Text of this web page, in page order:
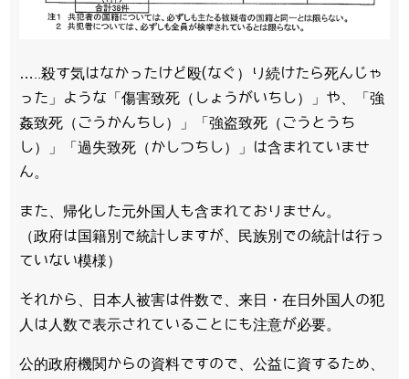
…..殺す気はなかったけど殴(なぐ）り続けたら死んじゃ
った」ような「傷害致死（しょうがいちし）」や、「強
姦致死（ごうかんちし）」「強盗致死（ごうとうち
し）」「過失致死（かしつちし）」は含まれていませ
ん。
また、帰化した元外国人も含まれておりません。
（政府は国籍別で統計しますが、民族別での統計は行っ
ていない模様）
それから、日本人被害は件数で、来日・在日外国人の犯
人は人数で表示されていることにも注意が必要。
公的政府機関からの資料ですので、公益に資するため、